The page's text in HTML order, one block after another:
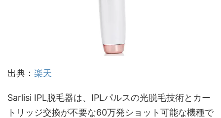
出典： 楽天
Sarlisi IPL脱毛器は、IPLパルスの光脱毛技術とカー
トリッジ交換が不要な60万発ショット可能な機種で